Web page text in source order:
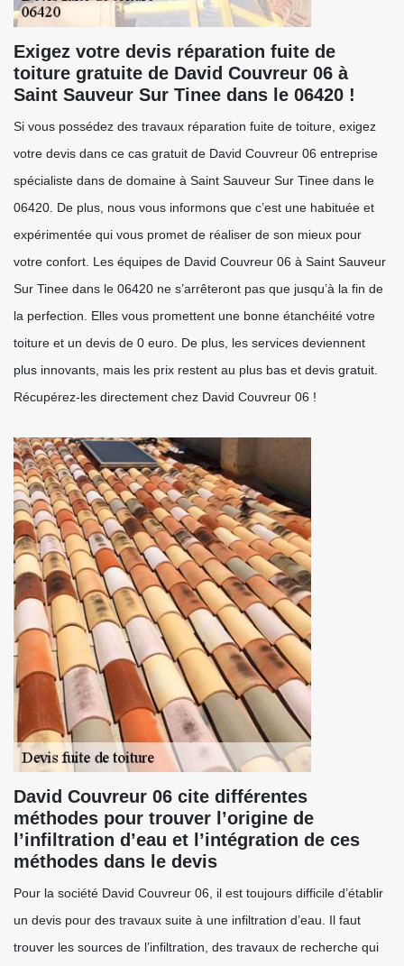
Exigez votre devis réparation fuite de
toiture gratuite de David Couvreur 06 à
Saint Sauveur Sur Tinee dans le 06420 !
Si vous possédez des travaux réparation fuite de toiture, exigez
votre devis dans ce cas gratuit de David Couvreur 06 entreprise
spécialiste dans de domaine à Saint Sauveur Sur Tinee dans le
06420. De plus, nous vous informons que c’est une habituée et
expérimentée qui vous promet de réaliser de son mieux pour
votre confort. Les équipes de David Couvreur 06 à Saint Sauveur
Sur Tinee dans le 06420 ne s’arrêteront pas que jusqu’à la fin de
la perfection. Elles vous promettent une bonne étanchéité votre
toiture et un devis de 0 euro. De plus, les services deviennent
plus innovants, mais les prix restent au plus bas et devis gratuit.
Récupérez-les directement chez David Couvreur 06 !
David Couvreur 06 cite différentes
méthodes pour trouver l’origine de
l’infiltration d’eau et l’intégration de ces
méthodes dans le devis
Pour la société David Couvreur 06, il est toujours difficile d’établir
un devis pour des travaux suite à une infiltration d’eau. Il faut
trouver les sources de l’infiltration, des travaux de recherche qui